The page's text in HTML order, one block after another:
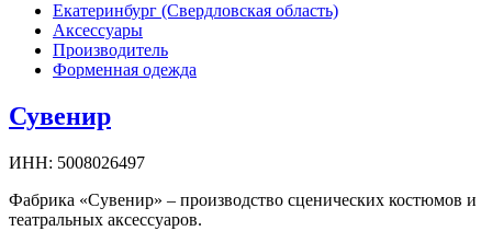
Екатеринбург (Свердловская область)
Аксессуары
Производитель
Форменная одежда
Сувенир
ИНН: 5008026497
Фабрика «Сувенир» – производство сценических костюмов и
театральных аксессуаров.